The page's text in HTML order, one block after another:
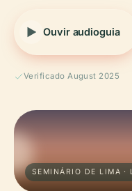
Ouvir audioguia
Verificado August 2025
SEMINÁRIO DE LIMA ·